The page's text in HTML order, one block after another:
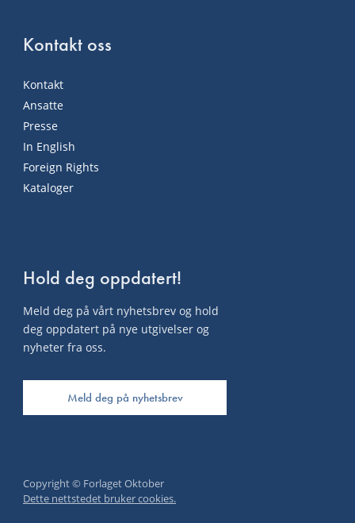
Kontakt oss
Kontakt
Ansatte
Presse
In English
Foreign Rights
Kataloger
Hold deg oppdatert!
Meld deg på vårt nyhetsbrev og hold
deg oppdatert på nye utgivelser og
nyheter fra oss.
Meld deg på nyhetsbrev
Copyright © Forlaget Oktober
Dette nettstedet bruker cookies.